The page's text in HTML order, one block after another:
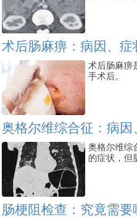
术后肠麻痹：病因、
术后肠麻痹
手术后。
奥格尔维综合征：病
奥格尔维综
的症状，但
肠梗阻检查：究竟需